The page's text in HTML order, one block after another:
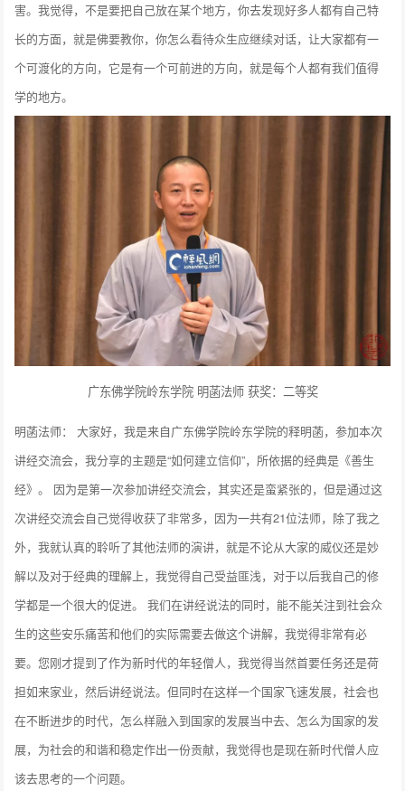
害。我觉得，不是要把自己放在某个地方，你去发现好多人都有自己特
长的方面，就是佛要教你，你怎么看待众生应继续对话，让大家都有一
个可渡化的方向，它是有一个可前进的方向，就是每个人都有我们值得
学的地方。
广东佛学院岭东学院 明菡法师 获奖：二等奖
明菡法师： 大家好，我是来自广东佛学院岭东学院的释明菡，参加本次
讲经交流会，我分享的主题是“如何建立信仰”，所依据的经典是《善生
经》。 因为是第一次参加讲经交流会，其实还是蛮紧张的，但是通过这
次讲经交流会自己觉得收获了非常多，因为一共有21位法师，除了我之
外，我就认真的聆听了其他法师的演讲，就是不论从大家的威仪还是妙
解以及对于经典的理解上，我觉得自己受益匪浅，对于以后我自己的修
学都是一个很大的促进。 我们在讲经说法的同时，能不能关注到社会众
生的这些安乐痛苦和他们的实际需要去做这个讲解，我觉得非常有必
要。您刚才提到了作为新时代的年轻僧人，我觉得当然首要任务还是荷
担如来家业，然后讲经说法。但同时在这样一个国家飞速发展，社会也
在不断进步的时代，怎么样融入到国家的发展当中去、怎么为国家的发
展，为社会的和谐和稳定作出一份贡献，我觉得也是现在新时代僧人应
该去思考的一个问题。